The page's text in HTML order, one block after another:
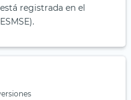
registrada en el